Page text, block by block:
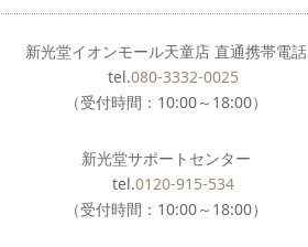
新光堂イオンモール天童店 直通携帯電話
tel.080-3332-0025
（受付時間：10:00～18:00）
新光堂サポートセンター
tel.0120-915-534
（受付時間：10:00～18:00）